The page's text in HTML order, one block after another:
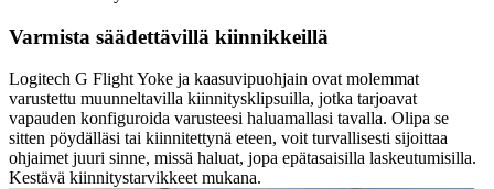
Varmista säädettävillä kiinnikkeillä
Logitech G Flight Yoke ja kaasuvipuohjain ovat molemmat
varustettu muunneltavilla kiinnitysklipsuilla, jotka tarjoavat
vapauden konfiguroida varusteesi haluamallasi tavalla. Olipa se
sitten pöydälläsi tai kiinnitettynä eteen, voit turvallisesti sijoittaa
ohjaimet juuri sinne, missä haluat, jopa epätasaisilla laskeutumisilla.
Kestävä kiinnitystarvikkeet mukana.